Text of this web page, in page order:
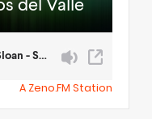
A Zeno.FM Station